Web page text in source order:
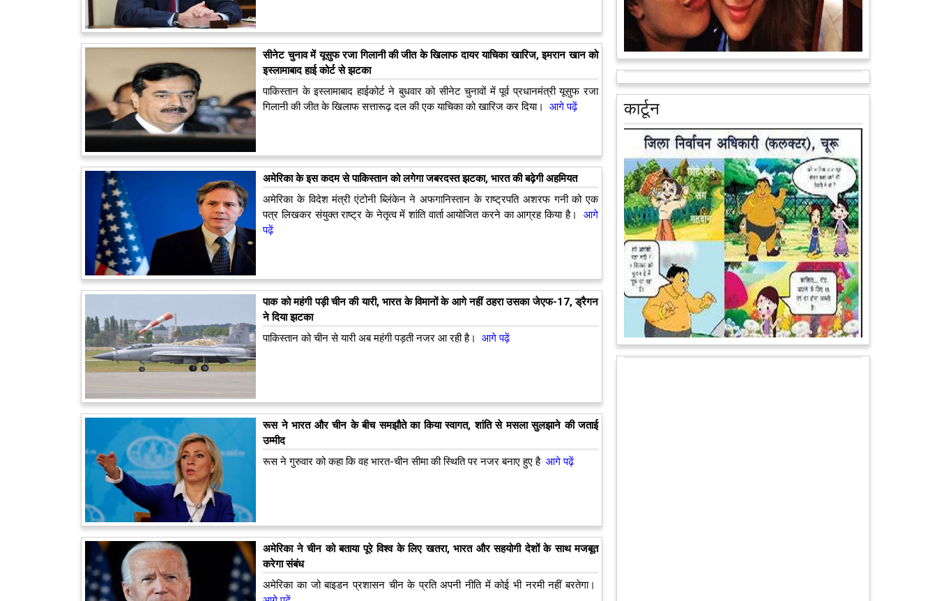
सीनेट चुनाव में यूसुफ रजा गिलानी की जीत के खिलाफ दायर याचिका खारिज, इमरान खान को
इस्लामाबाद हाई कोर्ट से झटका
पाकिस्तान के इस्लामाबाद हाईकोर्ट ने बुधवार को सीनेट चुनावों में पूर्व प्रधानमंत्री यूसुफ रजा
गिलानी की जीत के खिलाफ सत्तारूढ़ दल की एक याचिका को खारिज कर दिया।
आगे पढ़ें
अमेरिका के इस कदम से पाकिस्‍तान को लगेगा जबरदस्‍त झटका, भारत की बढ़ेगी अहमियत
अमेरिका के विदेश मंत्री एंटोनी ब्लिंकेन ने अफगानिस्‍तान के राष्‍ट्रपति अशरफ गनी को एक
पत्र लिखकर संयुक्‍त राष्‍ट्र के नेतृत्‍व में शांति वार्ता आयोजित करने का आग्रह किया है।
आगे
पढ़ें
पाक को महंगी पड़ी चीन की यारी, भारत के विमानों के आगे नहीं ठहरा उसका जेएफ-17, ड्रैगन
ने दिया झटका
पाकिस्‍तान को चीन से यारी अब महंगी पड़ती नजर आ रही है।
आगे पढ़ें
रूस ने भारत और चीन के बीच समझौते का किया स्वागत, शांति से मसला सुलझाने की जताई
उम्मीद
रूस ने गुरुवार को कहा कि वह भारत-चीन सीमा की स्थिति पर नजर बनाए हुए हैआगे पढ़ें
अमेरिका ने चीन को बताया पूरे विश्व के लिए खतरा, भारत और सहयोगी देशों के साथ मजबूत
करेगा संबंध
अमेरिका का जो बाइडन प्रशासन चीन के प्रति अपनी नीति में कोई भी नरमी नहीं बरतेगा।
आरक्षण के विरोध में राजा भैया बोले, प्रमोशन का आधार गुणवत्ता
और वरिष्ठता हो, जाति नहीं
प्रतापगढ़ के कुंडा से बाहुबली विधायक रघुराज प्रताप सिंह उर्फ
राजा भैया ने शुक्रवार को लखनऊ में प्रेस कांफ्रेंस कर नई
राजनीतिक पार्टी बनाने की आधिकारिक... आगे पढ़ें
पेट पकड़ कर हंसने पर मजबूर हो जायेंगे आप जानवरों की ये अदाएं
देखकर
कल्पना कीजिये उस दृश्य की, जिसमें कोई गिलहरी किसी मेंढक के
साथ लिप-लॉक कर रही हो। गिलहरी झूला झूल रही हो। आगे पढ़ें
कार्टून